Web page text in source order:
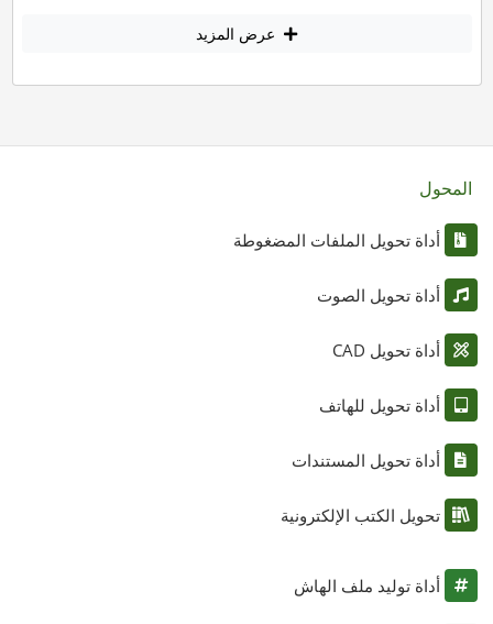
عرض المزيد
المحول
أداة تحويل الملفات المضغوطة
أداة تحويل الصوت
أداة تحويل CAD
أداة تحويل للهاتف
أداة تحويل المستندات
تحويل الكتب الإلكترونية
أداة توليد ملف الهاش